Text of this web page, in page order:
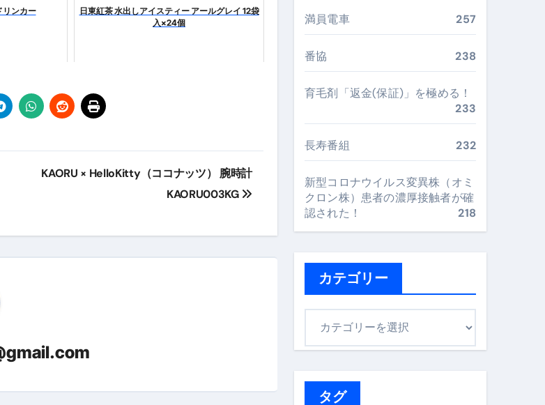
ート・羽毛・人工羽毛・調温・吸湿発熱…あなたの寝室に最適解を出す快眠ガイド
ト・ツイスト・天然木まで徹底分類！室内で“足腰と体幹”を育てる選び方＆続け方ガイド
ット割完全攻略ガイド｜海外・国内旅行を最安値で実現する究極の旅術
が、最大の感染対策になる ―
MIST）とは何か──「飲む」という行為を再定義する新しいサプリ体験
ただのイベント」を一生の思い出に変える完全ガイドブック
常の“重だるさ”を軽くする選択肢
防寒・撥水・作業用（ニトリル/ビニール）まで目的別に失敗しない
プ別比較・価格の考え方・失敗しないチェックリスト（高齢者にも）
ー・ニッパー・電動まで、硬い爪／巻き爪／飛び散り対策の選び方
ポーション・カット済みの選び方と、年末年始に“満足度MAX”で食べるコツ
成された保存食文化”
リンカー
日東紅茶 水出しアイスティー アールグレイ 12袋
入×24個
KAORU × HelloKitty（ココナッツ） 腕時計
KAORU003KG
満員電車 257
番協 238
育毛剤「返金(保証)」を極める！
233
長寿番組 232
新型コロナウイルス変異株（オミ
クロン株）患者の濃厚接触者が確
認された！
218
カテゴリー
タグ